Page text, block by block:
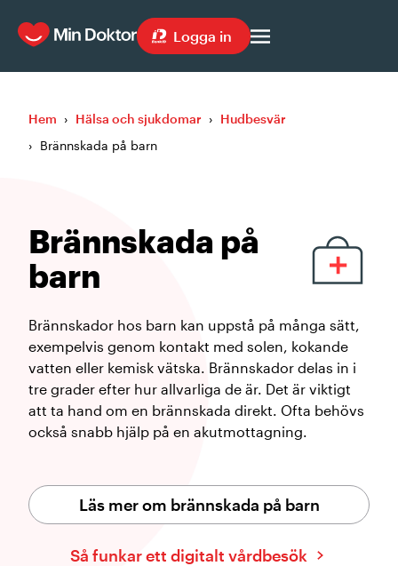
Logga in
Hem › Hälsa och sjukdomar › Hudbesvär
› Brännskada på barn
Brännskada på
barn
Brännskador hos barn kan uppstå på många sätt,
exempelvis genom kontakt med solen, kokande
vatten eller kemisk vätska. Brännskador delas in i
tre grader efter hur allvarliga de är. Det är viktigt
att ta hand om en brännskada direkt. Ofta behövs
också snabb hjälp på en akutmottagning.
Läs mer om brännskada på barn
Så funkar ett digitalt vårdbesök